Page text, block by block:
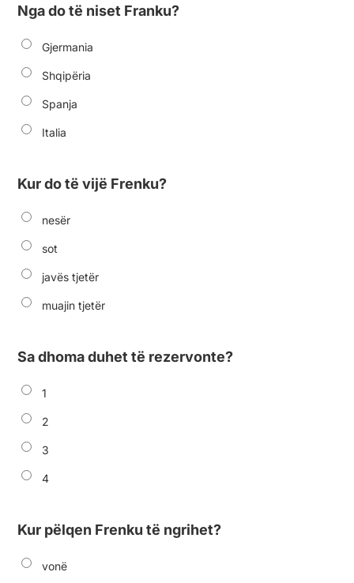
Nga do të niset Franku?
Gjermania
Shqipëria
Spanja
Italia
Kur do të vijë Frenku?
nesër
sot
javës tjetër
muajin tjetër
Sa dhoma duhet të rezervonte?
1
2
3
4
Kur pëlqen Frenku të ngrihet?
vonë